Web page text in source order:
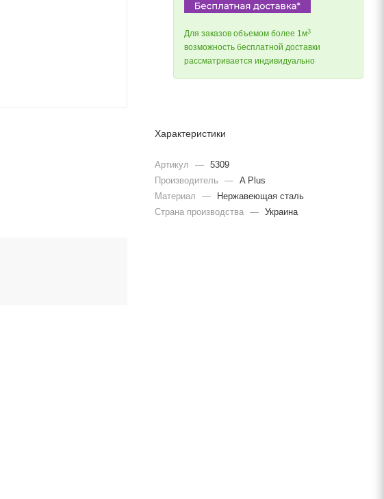
Для заказов объемом более 1м3
возможность бесплатной доставки
рассматривается индивидуально
Характеристики
Артикул — 5309
Производитель
— A Plus
Материал
—
Нержавеющая сталь
Страна производства — Украина